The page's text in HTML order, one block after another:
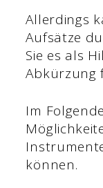
Allerdings
Aufsätze
Sie es als
Abkürzung
Im
können.